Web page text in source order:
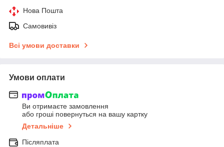
Нова Пошта
Самовивіз
Всі умови доставки
Умови оплати
Ви отримаєте замовлення
або гроші повернуться на вашу картку
Детальніше
Післяплата